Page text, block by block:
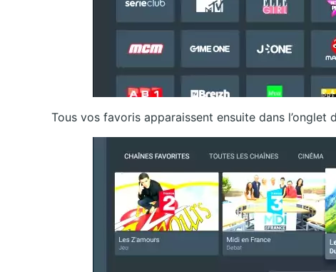
Tous vos favoris apparaissent ensuite dans l’onglet